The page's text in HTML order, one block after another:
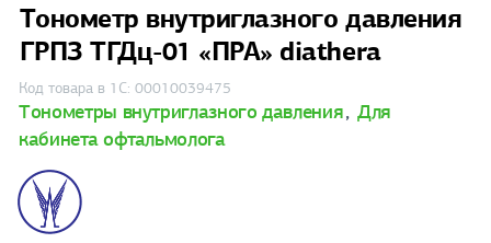
Тонометр внутриглазного давления
ГРПЗ ТГДц-01 «ПРА» diathera
Код товара в 1С: 00010039475
Тонометры внутриглазного давления, Для
кабинета офтальмолога